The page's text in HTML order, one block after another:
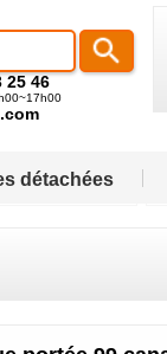
25 46
détachées